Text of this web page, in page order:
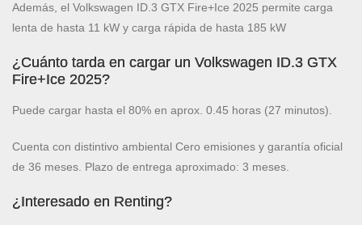
Además, el Volkswagen ID.3 GTX Fire+Ice 2025 permite carga
lenta de hasta 11 kW y carga rápida de hasta 185 kW
¿Cuánto tarda en cargar un Volkswagen ID.3 GTX
Fire+Ice 2025?
Puede cargar hasta el 80% en aprox. 0.45 horas (27 minutos).
Cuenta con distintivo ambiental Cero emisiones y garantía oficial
de 36 meses. Plazo de entrega aproximado: 3 meses.
¿Interesado en Renting?